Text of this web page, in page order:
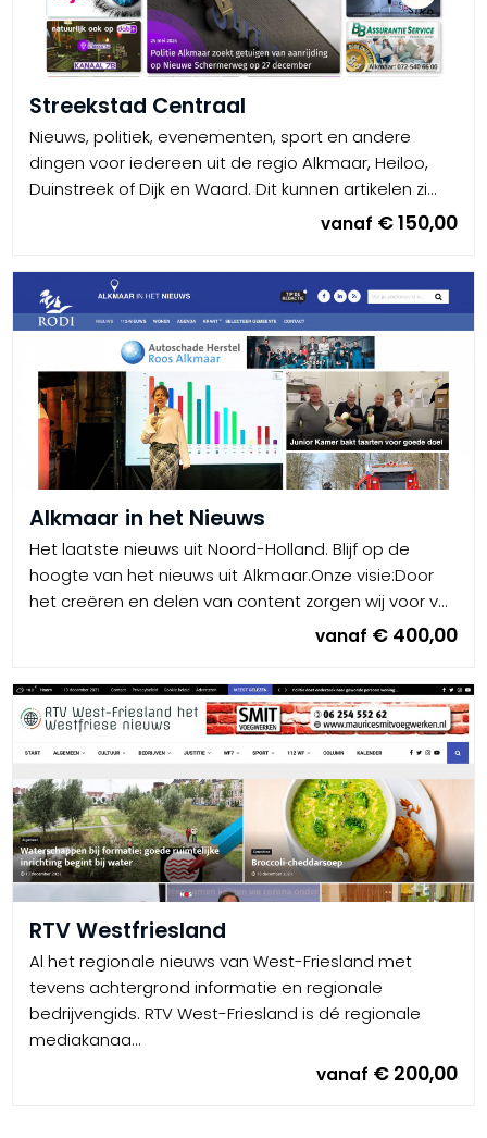
Streekstad Centraal
Nieuws, politiek, evenementen, sport en andere
dingen voor iedereen uit de regio Alkmaar, Heiloo,
Duinstreek of Dijk en Waard. Dit kunnen artikelen zi...
vanaf € 150,00
Alkmaar in het Nieuws
Het laatste nieuws uit Noord-Holland. Blijf op de
hoogte van het nieuws uit Alkmaar.Onze visie:Door
het creëren en delen van content zorgen wij voor v...
vanaf € 400,00
RTV Westfriesland
Al het regionale nieuws van West-Friesland met
tevens achtergrond informatie en regionale
bedrijvengids. RTV West-Friesland is dé regionale
mediakanaa...
vanaf € 200,00